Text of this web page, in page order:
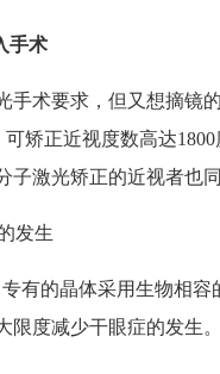
术
术要求，但又想摘镜的
矫正近视度数高达
子激光矫正的近视者也
发生
的晶体采用生物相容
限度减少干眼症的发生。